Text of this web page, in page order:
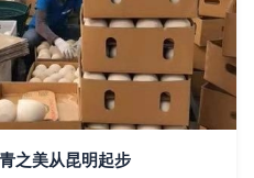
之美从昆明起步